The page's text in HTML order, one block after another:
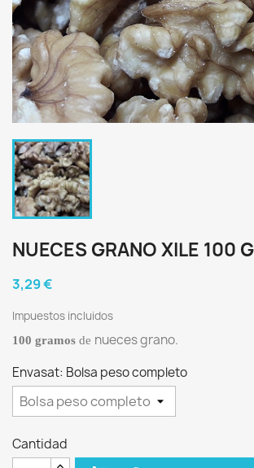
NUECES GRANO XILE 100
3,29 €
Impuestos incluidos
100 gramos de nueces grano.
Envasat: Bolsa peso completo
Cantidad